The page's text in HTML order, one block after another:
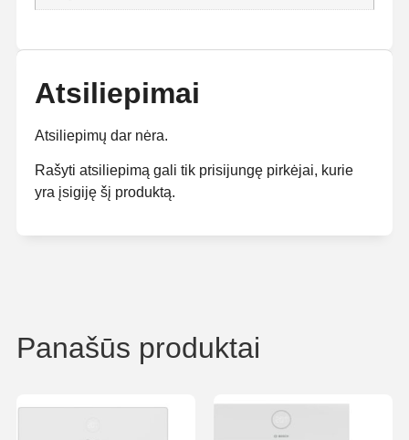
Atsiliepimai
Atsiliepimų dar nėra.
Rašyti atsiliepimą gali tik prisijungę pirkėjai, kurie
yra įsigiję šį produktą.
Panašūs produktai